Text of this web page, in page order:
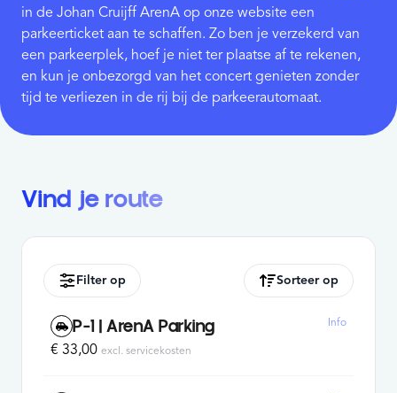
in de Johan Cruijff ArenA op onze website een
parkeerticket aan te schaffen. Zo ben je verzekerd van
een parkeerplek, hoef je niet ter plaatse af te rekenen,
en kun je onbezorgd van het concert genieten zonder
tijd te verliezen in de rij bij de parkeerautomaat.
Vind je route
Filter op Sorteer op
P-1 | ArenA Parking
€ 33,00 excl. servicekosten
Info